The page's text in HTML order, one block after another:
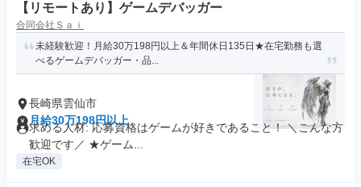
【リモートあり】ゲームデバッガー
合同会社Ｓａｉ
未経験歓迎！月給30万198円以上＆年間休日135日★在宅勤務も選
べるゲームデバッガー・品...
長崎県雲仙市
月給30万198円以上
求める人材: 応募資格はゲームが好きであること！ ＼こんな方
歓迎です／ ★ゲーム...
在宅OK